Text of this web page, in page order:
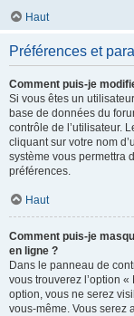
Haut
Préférences et
Comment puis-je
Si vous êtes un
base de données du
contrôle de l’utilisateur.
cliquant sur votre nom
système vous permettra
préférences.
Haut
Comment puis-je
en ligne ?
Dans le panneau de
vous trouverez l’option
option, vous ne serez
vous-même. Vous serez